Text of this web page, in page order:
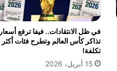
في ظل الانتقادات.. فيفا ترفع أسعار
تذاكر كأس العالم وتطرح فئات أكثر
تكلفة!
15 أبريل، 2026